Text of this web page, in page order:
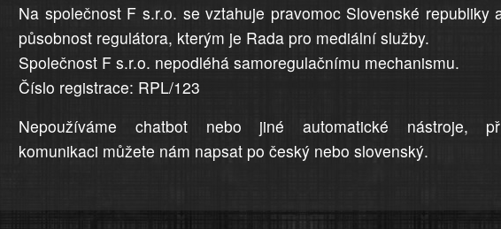
Na společnost F s.r.o. se vztahuje pravomoc Slovenské republiky
působnost regulátora, kterým je Rada pro mediální služby.
Společnost F s.r.o. nepodléhá samoregulačnímu mechanismu.
Číslo registrace: RPL/123
Nepoužíváme chatbot nebo jiné automatické nástroje,
komunikaci můžete nám napsat po český nebo slovenský.